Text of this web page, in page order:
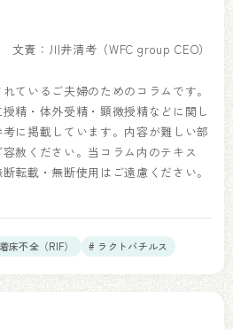
文責：川井清考（WFC group CEO）
ているご夫婦のためのコラムです。
精・体外受精・顕微授精などに関し
に掲載しています。内容が難しい部
赦ください。当コラム内のテキス
転載・無断使用はご遠慮ください。
床不全（RIF） # ラクトバチルス